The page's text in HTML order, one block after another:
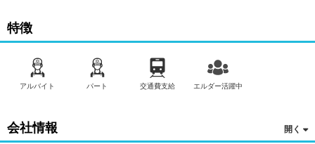
特徴
アルバイト パート 交通費支給 エルダー活躍中
会社情報